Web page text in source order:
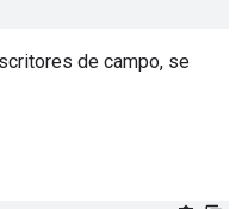
de campo, se